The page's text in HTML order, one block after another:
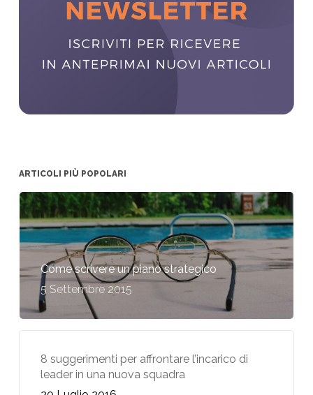
ARTICOLI PIÙ POPOLARI
Come scrivere un piano strategico
5 Settembre 2015
8 suggerimenti per affrontare l’incarico di
leader in una nuova squadra